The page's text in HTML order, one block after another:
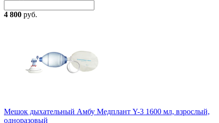
4 800 руб.
Мешок дыхательный Амбу Медплант Y-3 1600 мл, взрослый,
одноразовый